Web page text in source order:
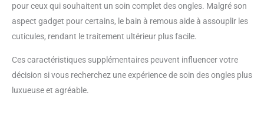
pour ceux qui souhaitent un soin complet des ongles. Malgré son
aspect gadget pour certains, le bain à remous aide à assouplir les
cuticules, rendant le traitement ultérieur plus facile.
Ces caractéristiques supplémentaires peuvent influencer votre
décision si vous recherchez une expérience de soin des ongles plus
luxueuse et agréable.